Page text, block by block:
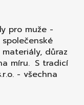
pro muže -
důraz
míru. S tradicí
- všechna